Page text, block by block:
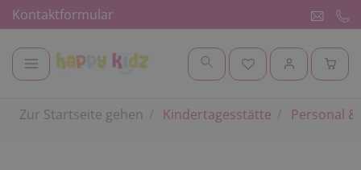
Kontaktformular
Zur Startseite gehen Kindertagesstätte Personal